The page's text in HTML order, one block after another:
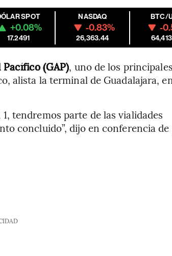
SPOT
+0.08%
17.2491
NASDAQ
-0.83%
26,363.44
BTC/
-
(GAP), uno de los principales
alista la terminal de Guadalajara,
tendremos parte de las vialidades
concluido”, dijo en conferencia de